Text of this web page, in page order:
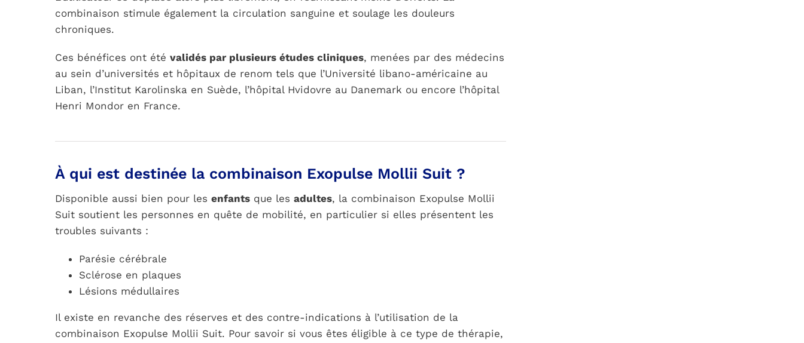
combinaison stimule également la circulation sanguine et soulage les douleurs
chroniques.
Ces bénéfices ont été validés par plusieurs études cliniques, menées par des médecins
au sein d’universités et hôpitaux de renom tels que l’Université libano-américaine au
Liban, l’Institut Karolinska en Suède, l’hôpital Hvidovre au Danemark ou encore l’hôpital
Henri Mondor en France.
À qui est destinée la combinaison Exopulse Mollii Suit ?
Disponible aussi bien pour les enfantsque les adultes, la combinaison Exopulse Mollii
Suit soutient les personnes en quête de mobilité, en particulier si elles présentent les
troubles suivants :
Parésie cérébrale
Sclérose en plaques
Lésions médullaires
Il existe en revanche des réserves et des contre-indications à l’utilisation de la
combinaison Exopulse Mollii Suit. Pour savoir si vous êtes éligible à ce type de thérapie,